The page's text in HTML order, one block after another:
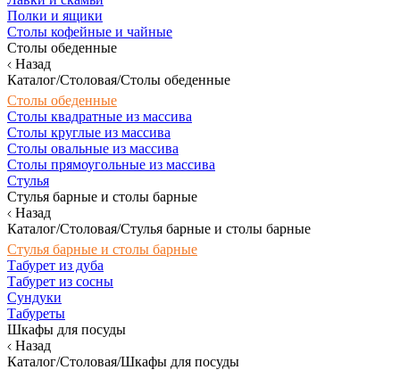
Полки и ящики
Столы кофейные и чайные
Столы обеденные
Назад
Каталог/Столовая/Столы обеденные
Столы обеденные
Столы квадратные из массива
Столы круглые из массива
Столы овальные из массива
Столы прямоугольные из массива
Стулья
Стулья барные и столы барные
Назад
Каталог/Столовая/Стулья барные и столы барные
Стулья барные и столы барные
Табурет из дуба
Табурет из сосны
Сундуки
Табуреты
Шкафы для посуды
Назад
Каталог/Столовая/Шкафы для посуды